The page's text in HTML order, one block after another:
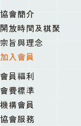
協會簡介
開放時間及棋聚
宗旨與理念
加入會員
會員福利
會費標準
機構會員
協會服務